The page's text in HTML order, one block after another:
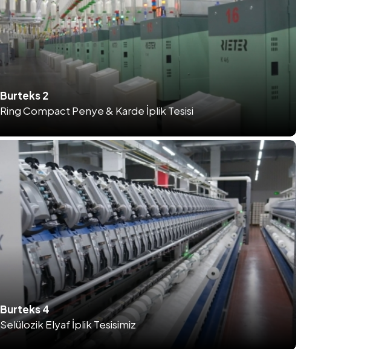
Burteks 2
Ring Compact Penye & Karde İplik Tesisi
Burteks 4
Selülozik Elyaf İplik Tesisimiz